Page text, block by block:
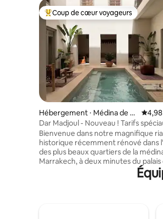
Coups de cœur voyageurs les plus
Coup de cœur voyageurs
Hébergement ⋅ Médina de M
arrakech
Dar Madjoul - Nouveau ! Tarifs spéciaux
d'ouverture !
Bienvenue dans notre magnifique
historique récemment rénové dans
des plus beaux quartiers de la
Marrakech, à deux minutes du palais
la Bahia et à cinq minutes du cœur
battant de Marrakech, la place